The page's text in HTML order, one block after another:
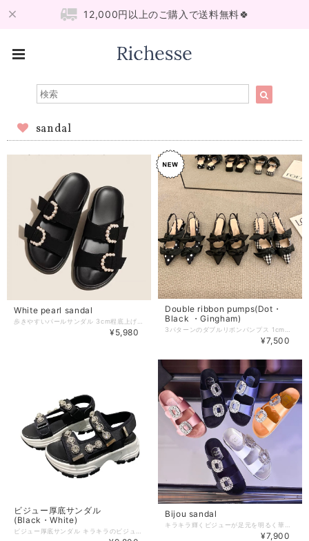
12,000円以上のご購入で送料無料🍀
sandal
White pearl sandal
歩きやすいパールサンダル 3cm程底上げされて、スタイルアップされます。 【サイズ】 ・35-22.5cm ・36-23.0cm ・37-23.5cm ・38-24.0cm ・39-24.5cm ・40-25.0cm 【お届けについて】 こちらの商品は海外店舗より直接発送となる為、 ご入金から10日〜20日前後で発送致します。 ◼️注意事項 ・タイミングによっては 商品在庫切れにより 注文キャンセルとさせていただく恐れもございますので、予めご了承くださいませ。 ・こちらは輸入品となります。日本製とは検品基準が異なる為、 新品未使用品でもごくわずかな汚れや傷がある場合もございます。 ・商品の色味は、お手持ちのスマートフォンの画面によって実物と若干異なる場合がございます。 ・イメージ違いやサイズ交換等、お客さまご都合による交換、返品は対応出来かねます。 ———————————— ご購入前にこちらをお読みください →https://www.richesse-shop.jp/about ———————————— 管理番号：
¥5,980
Double ribbon pumps(Dot・
Black ・Gingham)
¥7,500
ビジュー厚底サンダル
(Black・White)
ビジュー厚底サンダル キラキラのビジューと厚底でStyle upが叶うサンダルです。 【カラー】 Black・White 【サイズ】 サイズ展開も豊富です♡ ・34-22.0cm ・35-22.5cm ・36-23.0cm ・37-23.5cm ・38-24.0cm ・39-24.5cm ・40-25.0cm 【お届けについて】 こちらの商品は海外店舗より直接発送となる為、 ご入金から7日〜10日前後で発送致します。 ◼️注意事項 ・タイミングによっては 商品在庫切れにより 注文キャンセルとさせていただく恐れもございますので、予めご了承くださいませ。 ・こちらは輸入品となります。日本製とは検品基準が異なる為、 新品未使用品でもごくわずかな汚れや傷がある場合もございます。 ・商品の色味は、お手持ちのスマートフォンの画面によって実物と若干異なる場合がございます。 ・イメージ違いやサイズ交換等、お客さまご都合による交換、返品は対応出来かねます。 ———————————— ご購入前にこちらをお読みください →https://www.richesse-shop.jp/about ———————————— 管理番号：sh00003
Bijou sandal
¥7,900